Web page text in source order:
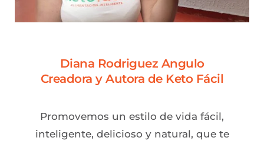
Diana Rodriguez Angulo
Creadora y Autora de Keto Fácil
Promovemos un estilo de vida fácil,
inteligente, delicioso y natural, que te